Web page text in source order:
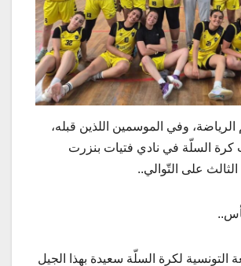
وفي الموسمين اللذين قبله،
السلّة في نادي فتيات بنزرت
الثالث على التّوالي..
التونسية لكرة السلّة سعيدة بهذا الجيل